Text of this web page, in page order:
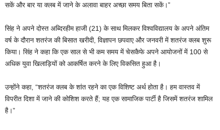
सकें और बार या क्लब में जाने के अलावा बाहर अच्छा समय बिता सकें।”
सिंह ने अपने दोस्त अब्दिरहीम हाजी (21) के साथ मिलकर विश्वविद्यालय के अपने अंतिम
वर्ष के दौरान शतरंज की बिसात खरीदी, विज्ञापन छपवाए और जनवरी में शतरंज क्लब शुरू
किया। सिंह ने कहा कि एक साल से भी कम समय में चेसकैफे अपने आयोजनों में 100 से
अधिक युवा खिलाड़ियों को आकर्षित करने के लिए विकसित हुआ है।
उन्होंने कहा, “शतरंज क्लब के शांत रहने का एक विशिष्ट अर्थ होता है। हम वास्तव में
विपरीत दिशा में जाने की कोशिश करते हैं; यह एक सामाजिक पार्टी है जिसमें शतरंज शामिल
है।”